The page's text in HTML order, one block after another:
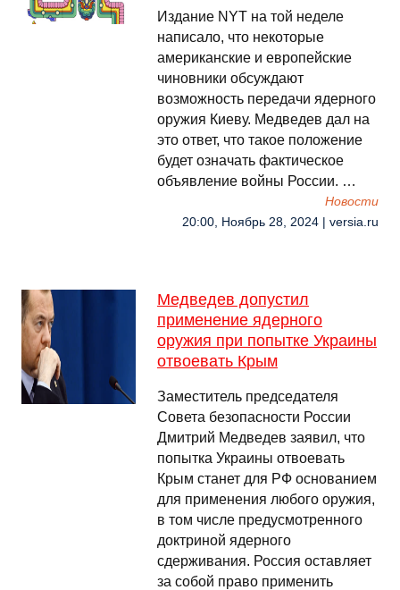
Издание NYT на той неделе
написало, что некоторые
американские и европейские
чиновники обсуждают
возможность передачи ядерного
оружия Киеву. Медведев дал на
это ответ, что такое положение
будет означать фактическое
объявление войны России. …
Новости
20:00, Ноябрь 28, 2024 | versia.ru
Медведев допустил
применение ядерного
оружия при попытке Украины
отвоевать Крым
Заместитель председателя
Совета безопасности России
Дмитрий Медведев заявил, что
попытка Украины отвоевать
Крым станет для РФ основанием
для применения любого оружия,
в том числе предусмотренного
доктриной ядерного
сдерживания. Россия оставляет
за собой право применить